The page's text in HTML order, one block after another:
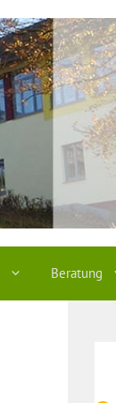
Beratung